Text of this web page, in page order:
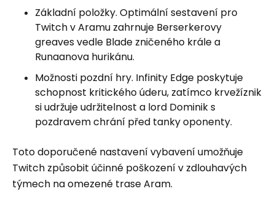
Základní položky. Optimální sestavení pro
Twitch v Aramu zahrnuje Berserkerovy
greaves vedle Blade zničeného krále a
Runaanova hurikánu.
Možnosti pozdní hry. Infinity Edge poskytuje
schopnost kritického úderu, zatímco krvežíznik
si udržuje udržitelnost a lord Dominik s
pozdravem chrání před tanky oponenty.
Toto doporučené nastavení vybavení umožňuje
Twitch způsobit účinné poškození v zdlouhavých
týmech na omezené trase Aram.